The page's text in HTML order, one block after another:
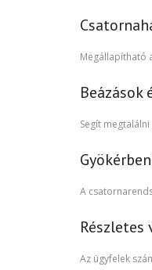
Megállapítható
Beázások
Segít
A
Az ügyfelek